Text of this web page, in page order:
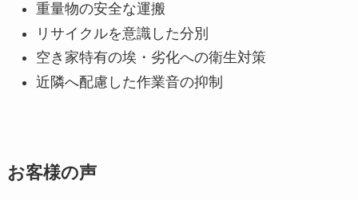
重量物の安全な運搬
リサイクルを意識した分別
空き家特有の埃・劣化への衛生対策
近隣へ配慮した作業音の抑制
お客様の声